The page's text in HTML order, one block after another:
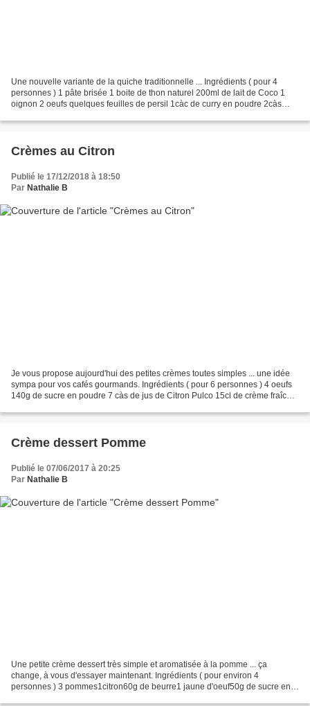
Une nouvelle variante de la quiche traditionnelle ... Ingrédients ( pour 4
personnes ) 1 pâte brisée 1 boite de thon naturel 200ml de lait de Coco 1
oignon 2 oeufs quelques feuilles de persil 1càc de curry en poudre 2càs
Crèmes au Citron
Publié le 17/12/2018 à 18:50
Par Nathalie B
Je vous propose aujourd'hui des petites crèmes toutes simples ... une idée
sympa pour vos cafés gourmands. Ingrédients ( pour 6 personnes ) 4 oeufs
140g de sucre en poudre 7 càs de jus de Citron Pulco 15cl de crème fraîche
Crème dessert Pomme
Publié le 07/06/2017 à 20:25
Par Nathalie B
Une petite crème dessert très simple et aromatisée à la pomme ... ça
change, à vous d'essayer maintenant. Ingrédients ( pour environ 4
personnes ) 3 pommes1citron60g de beurre1 jaune d'oeuf50g de sucre en